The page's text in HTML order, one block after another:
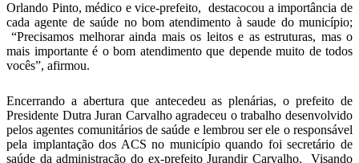
Orlando Pinto, médico e vice-prefeito, destacocou a importância de
cada agente de saúde no bom atendimento à saude do município;
“Precisamos melhorar ainda mais os leitos e as estruturas, mas o
mais importante é o bom atendimento que depende muito de todos
vocês”, afirmou.
Encerrando a abertura que antecedeu as plenárias, o prefeito de
Presidente Dutra Juran Carvalho agradeceu o trabalho desenvolvido
pelos agentes comunitários de saúde e lembrou ser ele o responsável
pela implantação dos ACS no município quando foi secretário de
saúde da administração do ex-prefeito Jurandir Carvalho. Visando